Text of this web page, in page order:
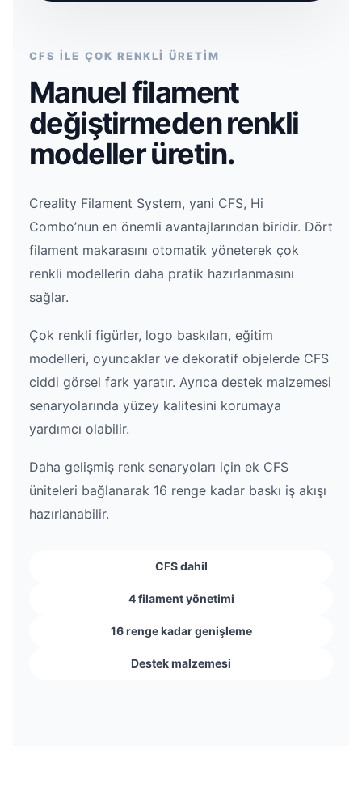
CFS İLE ÇOK RENKLİ ÜRETİM
Manuel filament
değiştirmeden renkli
modeller üretin.
Creality Filament System, yani CFS, Hi
Combo’nun en önemli avantajlarından biridir. Dört
filament makarasını otomatik yöneterek çok
renkli modellerin daha pratik hazırlanmasını
sağlar.
Çok renkli figürler, logo baskıları, eğitim
modelleri, oyuncaklar ve dekoratif objelerde CFS
ciddi görsel fark yaratır. Ayrıca destek malzemesi
senaryolarında yüzey kalitesini korumaya
yardımcı olabilir.
Daha gelişmiş renk senaryoları için ek CFS
üniteleri bağlanarak 16 renge kadar baskı iş akışı
hazırlanabilir.
CFS dahil
4 filament yönetimi
16 renge kadar genişleme
Destek malzemesi